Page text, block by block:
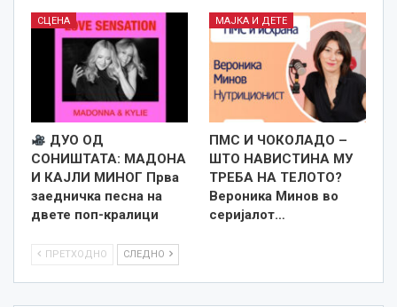
СЦЕНА
ДУО ОД
СОНИШТАТА: МАДОНА
И КАЈЛИ МИНОГ Прва
заедничка песна на
двете поп-кралици
МАЈКА И ДЕТЕ
ПМС И ЧОКОЛАДО –
ШТО НАВИСТИНА МУ
ТРЕБА НА ТЕЛОТО?
Вероника Минов во
серијалот…
ПРЕТХОДНО СЛЕДНО